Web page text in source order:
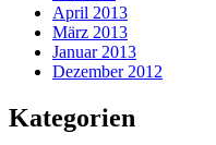
April 2013
März 2013
Januar 2013
Dezember 2012
Kategorien